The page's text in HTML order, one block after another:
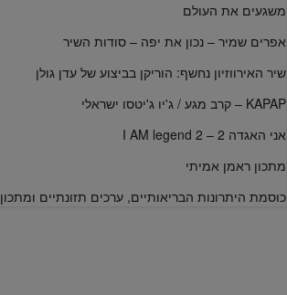
משגעים את העולם
אפרים שמיר – נכון את יפה – סודות השיר
שיר האירווזיון נחשף: הוריקן בביצוע של עדן גולן
KAPAP – קרב מגע / ג'יו ג'יטסו ישראלי
אני האגדה 2 – I AM legend 2
מתכון ראמן אמיתי
כוסמת היתרונות הבריאותיים, ערכים תזונתיים ומתכון